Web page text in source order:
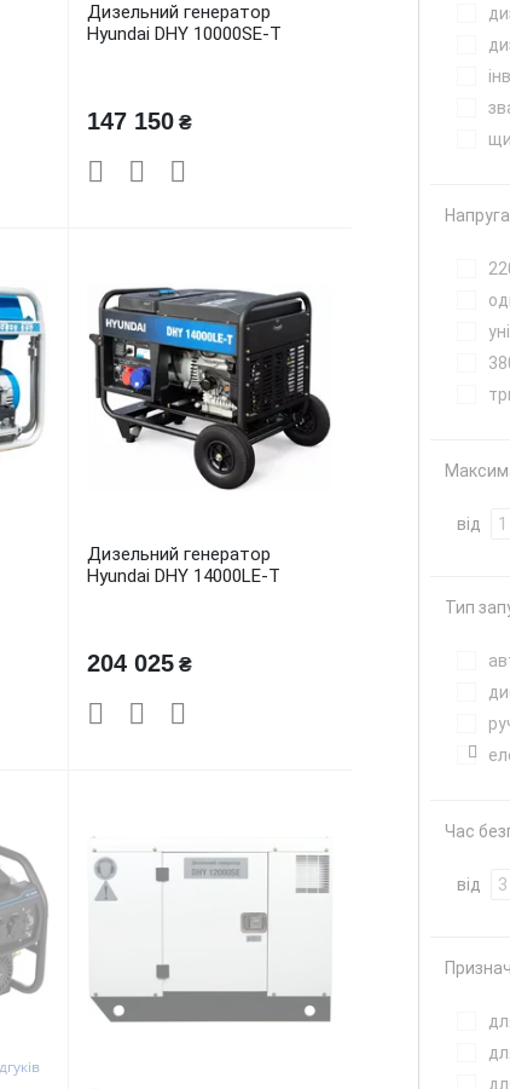
Дизельний генератор
Hyundai DHY 10000SE-T
147 150₴
Дизельний генератор
Hyundai DHY 14000LE-T
204 025₴
Напруга
від
Тип
Час
від